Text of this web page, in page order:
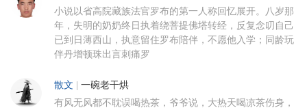
小说以省高院藏族法官罗布的第一人称回忆展开。八岁那
年，失明的奶奶终日执着绕菩提佛塔转经，反复念叨自己
已到日薄西山，执意留住罗布陪伴，不愿他入学；同龄玩
伴丹增顿珠出言刺痛罗
散文 一碗老干烘
有风无风都不耽误喝热茶，爷爷说，大热天喝凉茶伤身，